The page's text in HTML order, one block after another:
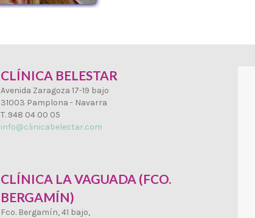
CLÍNICA BELESTAR
Avenida Zaragoza 17-19 bajo
31003 Pamplona - Navarra
T. 948 04 00 05
info@clinicabelestar.com
CLÍNICA LA VAGUADA (FCO.
BERGAMÍN)
Fco. Bergamín, 41 bajo,